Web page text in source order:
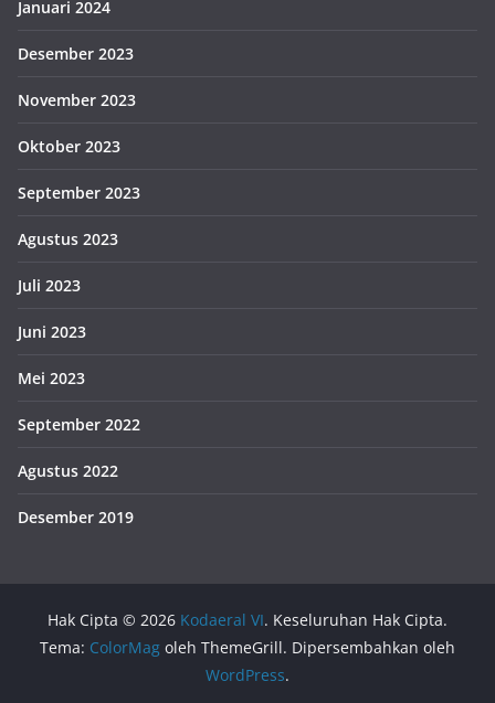
Januari 2024
Desember 2023
November 2023
Oktober 2023
September 2023
Agustus 2023
Juli 2023
Juni 2023
Mei 2023
September 2022
Agustus 2022
Desember 2019
Hak Cipta © 2026 Kodaeral VI. Keseluruhan Hak Cipta.
Tema: ColorMag oleh ThemeGrill. Dipersembahkan oleh
WordPress.